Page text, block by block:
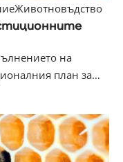
Животновъдство
на
план за…